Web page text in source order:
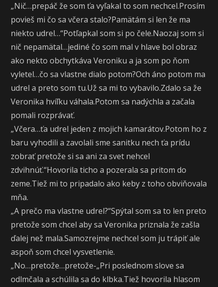
„Nič…prepáč že som ťa vyľakal to som nechcel.Prosím
povieš mi čo sa včera stalo?Pamätám si len že ma
niekto udrel…“Potľapkal som si po čele.Naozaj som si
nič nepamätal…jediné čo som mal v hlave bol obraz
ako nekto obchytkáva Veroniku a ja som po ňom
vyletel…čo sa vlastne dialo potom?Och áno potom ma
udrel a preto som tu.Už sa mi to vybavilo.Zdalo sa že
Veronika hvíľku váhala.Potom sa nadýchla a začala
pomali rozprávať.
„Včera…ťa udrel jeden z mojich kamarátov.Potom ho z
baru vyhodili a zavolali sme sanitku nech ťa prídu
zobrať pretože si sa ani za svet nehcel
zdvihnúť.“Hovorila ticho a pozerala sa pritom do
zeme.Tiež mi to pripadalo ako keby z toho obviňovala
mňa.
„A prečo ma vlastne udrel?“Spýtal som sa to len preto
pretože som chcel aby sa Veronika priznala že zašla
ďalej než mala.Samozrejme nechcel som ju trápiť ale
aspoň som chcel vysvetlenie.
„No…pretože…pretože-„Pri poslednom slove sa
odlmčala a schúlila sa do klbka.Tiež hovorila hlasom